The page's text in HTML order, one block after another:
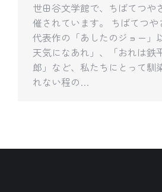
世田谷文学館で、ちばてつや
催されています。 ちばてつや
代表作の「あしたのジョー」
天気になあれ」、「おれは鉄
郎」など、私たちにとって馴
れない程の…